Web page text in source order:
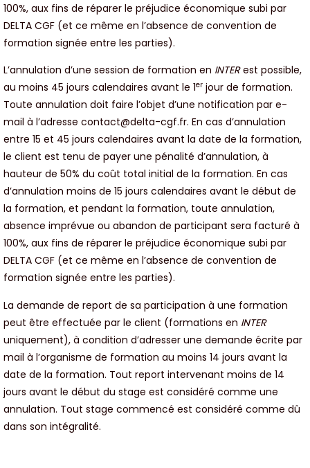
100%, aux fins de réparer le préjudice économique subi par
DELTA CGF (et ce même en l’absence de convention de
formation signée entre les parties).
L’annulation d’une session de formation en INTERest possible,
au moins 45 jours calendaires avant le 1er jour de formation.
Toute annulation doit faire l’objet d’une notification par e-
mail à l’adresse contact@delta-cgf.fr. En cas d’annulation
entre 15 et 45 jours calendaires avant la date de la formation,
le client est tenu de payer une pénalité d’annulation, à
hauteur de 50% du coût total initial de la formation. En cas
d’annulation moins de 15 jours calendaires avant le début de
la formation, et pendant la formation, toute annulation,
absence imprévue ou abandon de participant sera facturé à
100%, aux fins de réparer le préjudice économique subi par
DELTA CGF (et ce même en l’absence de convention de
formation signée entre les parties).
La demande de report de sa participation à une formation
peut être effectuée par le client (formations en INTER
uniquement), à condition d’adresser une demande écrite par
mail à l’organisme de formation au moins 14 jours avant la
date de la formation. Tout report intervenant moins de 14
jours avant le début du stage est considéré comme une
annulation. Tout stage commencé est considéré comme dû
dans son intégralité.